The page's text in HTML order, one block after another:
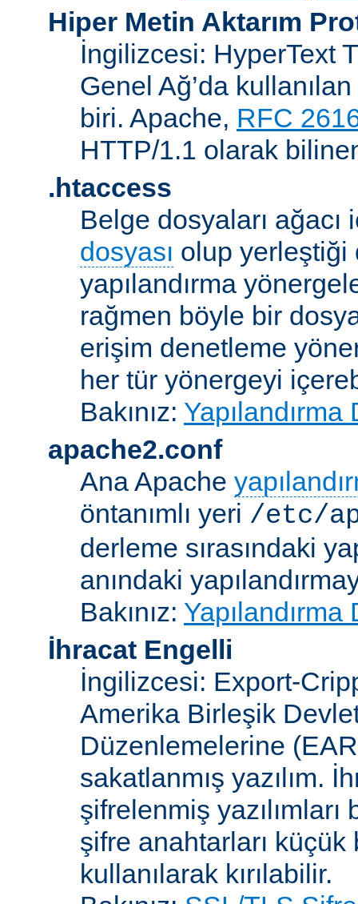
Hiper Metin Aktarım
İngilizcesi: HyperText
Genel Ağ’da
biri. Apache, RFC
HTTP/1.1 olarak
.htaccess
Belge dosyaları
dosyası olup yerleştiği
yapılandırma
rağmen böyle bir
erişim denetleme
her tür yönergeyi
Bakınız: Yapılandırma
apache2.conf
Ana Apache
öntanımlı yeri /etc/
derleme sırasındaki
anındaki
Bakınız: Yapılandırma
İhracat Engelli
İngilizcesi: Export-
Amerika Birleşik
Düzenlemelerine
sakatlanmış yazılım.
şifrelenmiş
şifre anahtarları
kullanılarak kırılabilir.